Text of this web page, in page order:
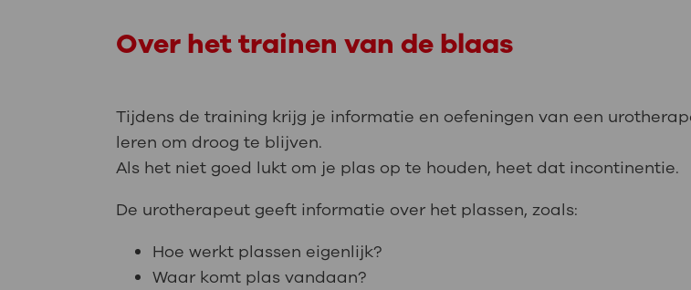
Over het trainen van de blaas
Tijdens de training krijg je informatie en oefeningen van een
leren om droog te blijven.
Als het niet goed lukt om je plas op te houden, heet dat incontinentie.
De urotherapeut geeft informatie over het plassen, zoals:
Hoe werkt plassen eigenlijk?
Waar komt plas vandaan?